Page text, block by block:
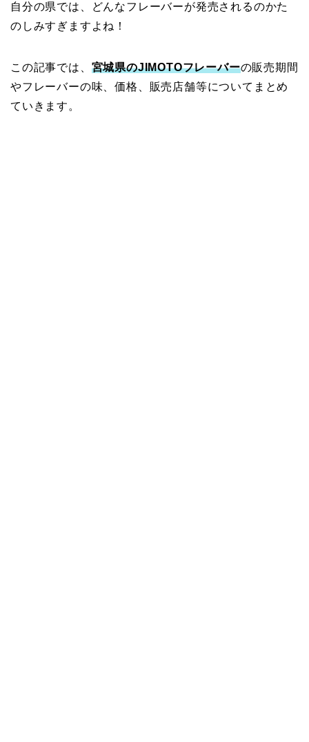
自分の県では、どんなフレーバーが発売されるのかた
のしみすぎますよね！
この記事では、 宮城県のJIMOTOフレーバーの販売期間
やフレーバーの味、価格、販売店舗等についてまとめ
ていきます。